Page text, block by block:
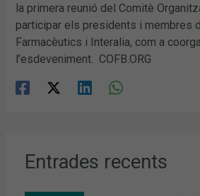
la primera reunió del Comitè
participar els presidents i membres
Farmacèutics i Interalia, com a
l’esdeveniment. COFB.ORG
Entrades recents